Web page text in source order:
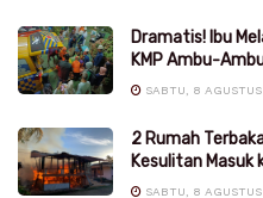
Dramatis! Ibu
KMP Ambu-
SABTU, 8
2 Rumah
Kesulitan
SABTU, 8